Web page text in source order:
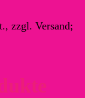
zzgl. Versand;